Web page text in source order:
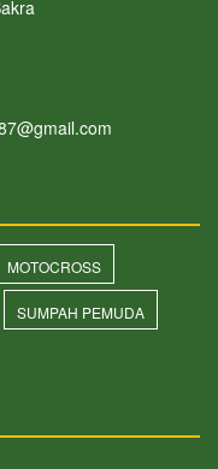
MOTOCROSS
SUMPAH PEMUDA